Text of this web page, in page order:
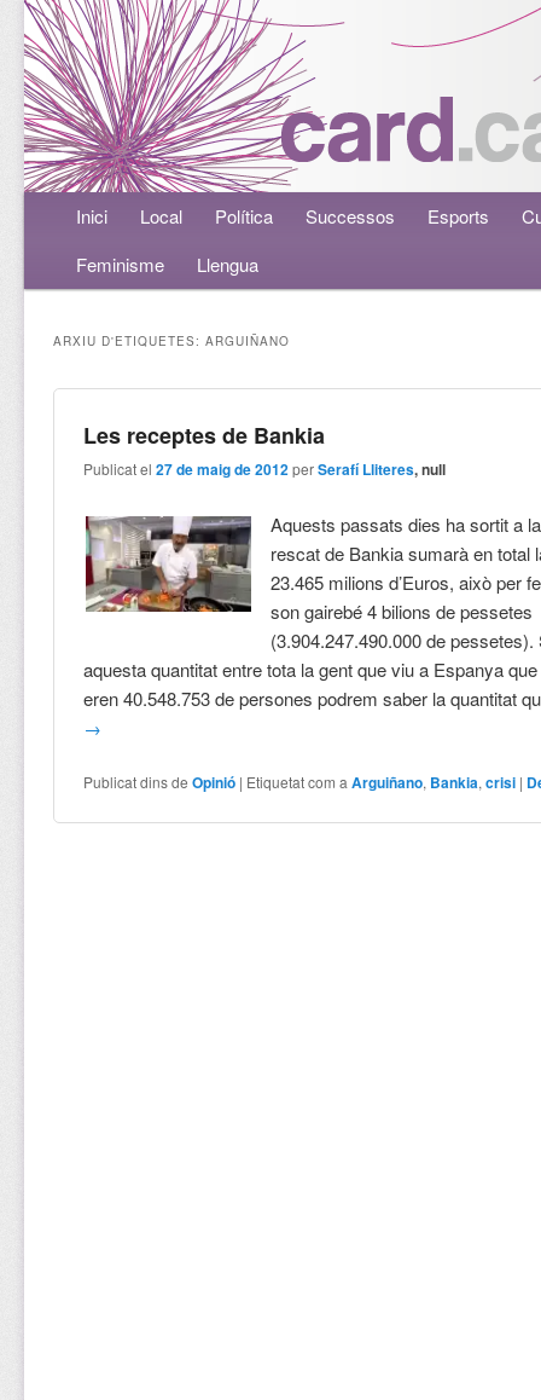
Menú principalAneu al contingut principal
Aneu al contingut secundari
Inici Local Política Successos Esports
Feminisme
Llengua
ARXIU D'ETIQUETES:ARGUIÑANO
Les receptes de Bankia
Publicat el27 de maig de 2012 perSerafí Lliteres, null
Aquests passats dies ha sortit a
rescat de Bankia sumarà en
23.465 milions d’Euros, això per
son gairebé 4 bilions de pessetes
(3.904.247.490.000 de pessetes).
aquesta quantitat entre tota la gent que viu a Espanya
eren 40.548.753 de persones podrem saber la quantitat
→
Publicat dins de Opinió | Etiquetat com a Arguiñano, Bankia,crisi |